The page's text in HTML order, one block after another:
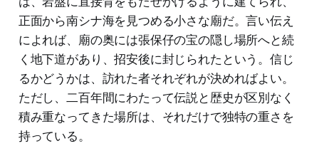
正面から南シナ海を見つめる小さな廟だ。言い伝え
によれば、廟の奥には張保仔の宝の隠し場所へと続
く地下道があり、招安後に封じられたという。信じ
るかどうかは、訪れた者それぞれが決めればよい。
ただし、二百年間にわたって伝説と歴史が区別なく
積み重なってきた場所は、それだけで独特の重さを
持っている。